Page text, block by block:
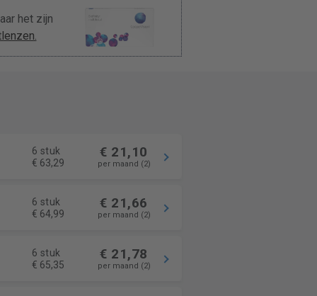
het zijn
6 stuk
€ 63,29
€ 21,10
per maand (2)
6 stuk
€ 64,99
€ 21,66
per maand (2)
6 stuk
€ 65,35
€ 21,78
per maand (2)